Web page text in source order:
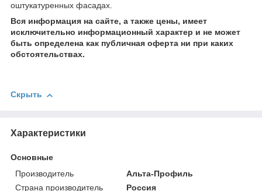
оштукатуренных фасадах.
Вся информация на сайте, а также цены, имеет
исключительно информационный характер и не может
быть определена как публичная оферта ни при каких
обстоятельствах.
Скрыть
Характеристики
Основные
Производитель
Альта-Профиль
Страна производитель
Россия